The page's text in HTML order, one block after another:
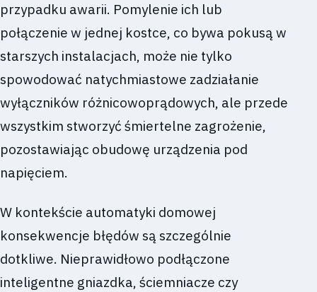
przypadku awarii. Pomylenie ich lub
połączenie w jednej kostce, co bywa pokusą w
starszych instalacjach, może nie tylko
spowodować natychmiastowe zadziałanie
wyłączników różnicowoprądowych, ale przede
wszystkim stworzyć śmiertelne zagrożenie,
pozostawiając obudowę urządzenia pod
napięciem.
W kontekście automatyki domowej
konsekwencje błędów są szczególnie
dotkliwe. Nieprawidłowo podłączone
inteligentne gniazdka, ściemniacze czy